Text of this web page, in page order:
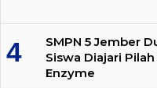
SMPN 5 Jember
Siswa Diajari
Enzyme